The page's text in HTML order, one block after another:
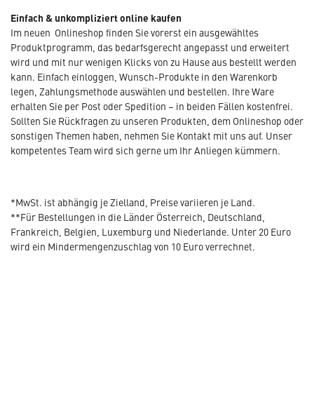
Einfach & unkompliziert online kaufen
Im neuen Onlineshop finden Sie vorerst ein ausgewähltes
Produktprogramm, das bedarfsgerecht angepasst und erweitert
wird und mit nur wenigen Klicks von zu Hause aus bestellt werden
kann. Einfach einloggen, Wunsch-Produkte in den Warenkorb
legen, Zahlungsmethode auswählen und bestellen. Ihre Ware
erhalten Sie per Post oder Spedition – in beiden Fällen kostenfrei.
Sollten Sie Rückfragen zu unseren Produkten, dem Onlineshop oder
sonstigen Themen haben, nehmen Sie Kontakt mit uns auf. Unser
kompetentes Team wird sich gerne um Ihr Anliegen kümmern.
*MwSt. ist abhängig je Zielland, Preise variieren je Land.
**Für Bestellungen in die Länder Österreich, Deutschland,
Frankreich, Belgien, Luxemburg und Niederlande. Unter 20 Euro
wird ein Mindermengenzuschlag von 10 Euro verrechnet.